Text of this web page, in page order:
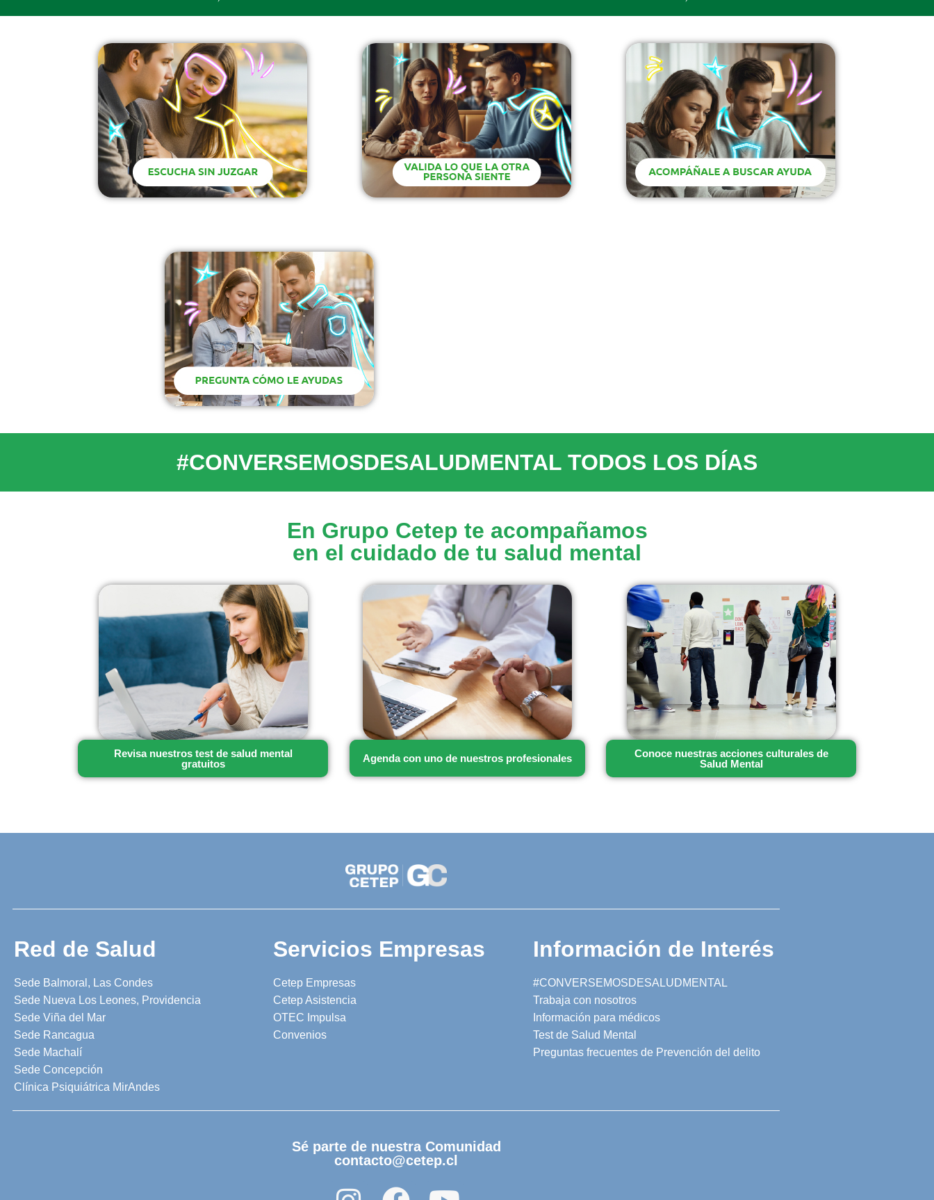
#CONVERSEMOSDESALUDMENTAL TODOS LOS DÍAS
En Grupo Cetep te acompañamos
en el cuidado de tu salud mental
Revisa nuestros test de salud mental
gratuitos
Agenda con uno de nuestros profesionales
Conoce nuestras acciones culturales de
Salud Mental
Red de Salud
Sede Balmoral, Las Condes
Sede Nueva Los Leones, Providencia
Sede Viña del Mar
Sede Rancagua
Sede Machalí
Sede Concepción
Clínica Psiquiátrica MirAndes
Servicios Empresas
Cetep Empresas
Cetep Asistencia
OTEC Impulsa
Convenios
Información de Interés
#CONVERSEMOSDESALUDMENTAL
Trabaja con nosotros
Información para médicos
Test de Salud Mental
Preguntas frecuentes de Prevención del delito
Sé parte de nuestra Comunidad
contacto@cetep.cl